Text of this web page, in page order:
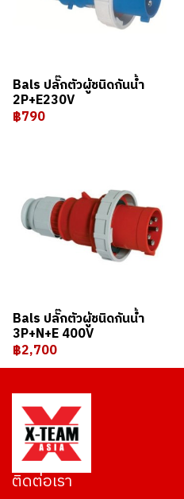
Bals ปลั๊กตัวผู้ชนิดกันน้ำ
2P+E230V
฿790
Bals ปลั๊กตัวผู้ชนิดกันน้ำ
3P+N+E 400V
฿2,700
ติดต่อเรา